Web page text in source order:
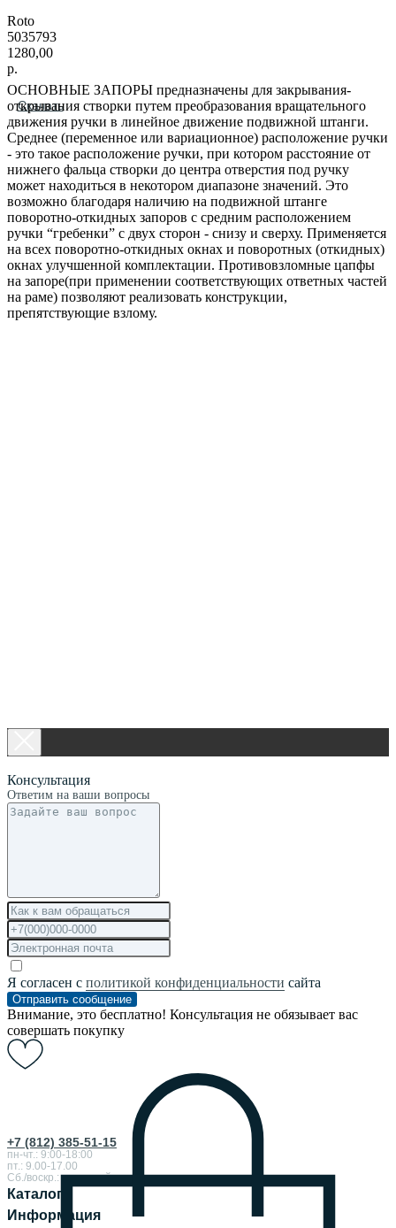
Скачать
Roto
5035793
1280,00
р.
ОСНОВНЫЕ ЗАПОРЫ предназначены для закрывания-
открывания створки путем преобразования вращательного
движения ручки в линейное движение подвижной штанги.
Среднее (переменное или вариационное) расположение ручки
- это такое расположение ручки, при котором расстояние от
нижнего фальца створки до центра отверстия под ручку
может находиться в некотором диапазоне значений. Это
возможно благодаря наличию на подвижной штанге
поворотно-откидных запоров с средним расположением
ручки “гребенки” с двух сторон - снизу и cверху. Применяется
на всех поворотно-откидных окнах и поворотных (откидных)
окнах улучшенной комплектации. Противовзломные цапфы
на запоре(при применении соответствующих ответных частей
на раме) позволяют реализовать конструкции,
препятствующие взлому.
+7 (812) 385-51-15
пн-чт.: 9:00-18:00
пт.: 9.00-17.00
Сб./воскр.: выходной
Каталог
Информация
Консультация
Ответим на ваши вопросы
Я согласен с политикой конфиденциальности сайта
Отправить сообщение
Внимание, это бесплатно! Консультация не обязывает вас
совершать покупку